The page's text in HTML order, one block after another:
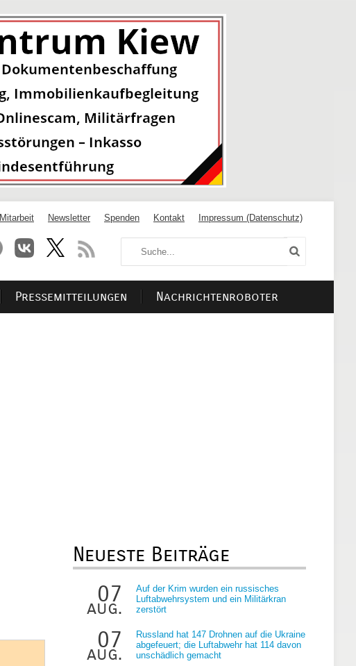
Mitarbeit Newsletter Spenden Kontakt Impressum (Datenschutz)
Pressemitteilungen Nachrichtenroboter
Neueste Beiträge
07
aug.
Auf der Krim wurden ein russisches
Luftabwehrsystem und ein Militärkran
zerstört
07
aug.
Russland hat 147 Drohnen auf die Ukraine
abgefeuert; die Luftabwehr hat 114 davon
unschädlich gemacht